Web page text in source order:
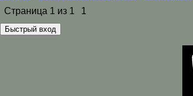
Страница 1 из 1
1